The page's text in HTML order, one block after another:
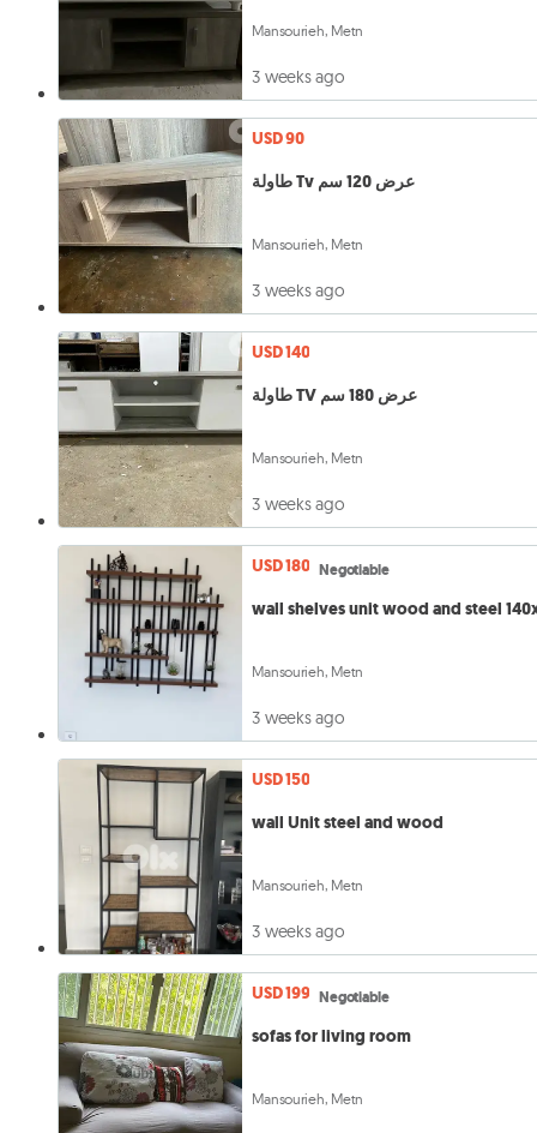
Mansourieh, Metn
3 weeks ago
USD 90
طاولة Tv عرض 120 سم
Mansourieh, Metn
3 weeks ago
USD 140
طاولة TV عرض 180 سم
Mansourieh, Metn
3 weeks ago
USD 180 Negotiable
wall shelves unit wood and steel
Mansourieh, Metn
3 weeks ago
USD 150
wall Unit steel and wood
Mansourieh, Metn
3 weeks ago
USD 199 Negotiable
sofas for living room
Mansourieh, Metn